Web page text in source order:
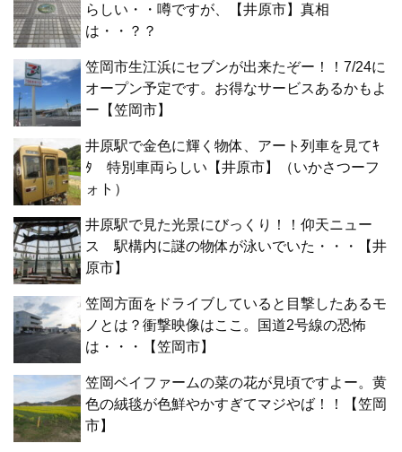
らしい・・噂ですが、【井原市】真相
は・・？？
笠岡市生江浜にセブンが出来たぞー！！7/24に
オープン予定です。お得なサービスあるかもよ
ー【笠岡市】
井原駅で金色に輝く物体、アート列車を見てｷ
ﾀ 特別車両らしい【井原市】（いかさつーフ
ォト）
井原駅で見た光景にびっくり！！仰天ニュー
ス 駅構内に謎の物体が泳いでいた・・・【井
原市】
笠岡方面をドライブしていると目撃したあるモ
ノとは？衝撃映像はここ。国道2号線の恐怖
は・・・【笠岡市】
笠岡ベイファームの菜の花が見頃ですよー。黄
色の絨毯が色鮮やかすぎてマジやば！！【笠岡
市】